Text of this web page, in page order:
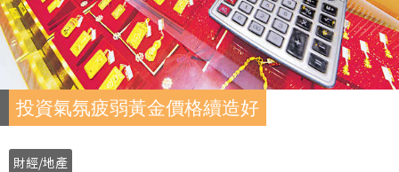
投資氣氛疲弱黃金價格續造好
財經/地產